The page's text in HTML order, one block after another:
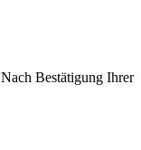
Nach Bestätigung Ihrer